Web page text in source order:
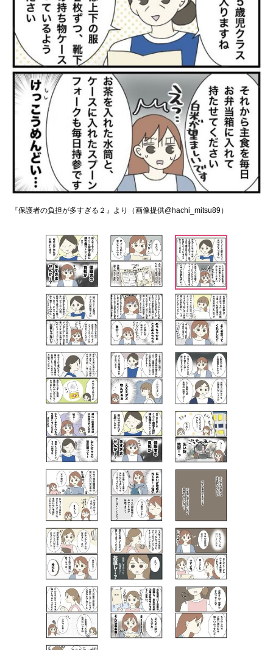
『保護者の負担が多すぎる２』より（画像提供@hachi_mitsu89）